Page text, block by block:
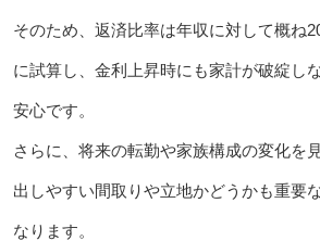
そのため、返済比率は年収に対して概ね
に試算し、金利上昇時にも家計が破綻し
安心です。
さらに、将来の転勤や家族構成の変化を
出しやすい間取りや立地かどうかも重要
なります。